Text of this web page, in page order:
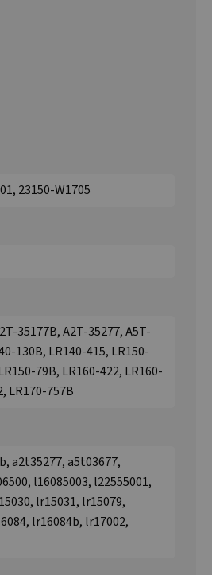
23150-W1705
35177B, A2T-35277, A5T-
130B, LR140-415, LR150-
79B, LR160-422, LR160-
LR170-757B
a2t35277, a5t03677,
l16085003, l22555001,
lr15031, lr15079,
lr16084b, lr17002,